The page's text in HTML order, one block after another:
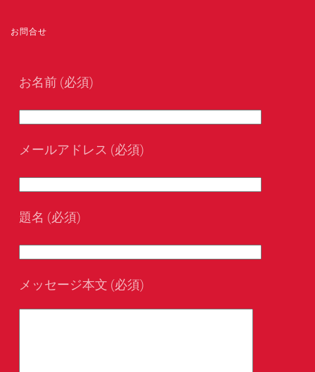
お問合せ
お名前 (必須)
メールアドレス (必須)
題名 (必須)
メッセージ本文 (必須)